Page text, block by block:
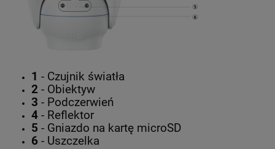
1 - Czujnik światła
2 - Obiektyw
3 - Podczerwień
4 - Reflektor
5 - Gniazdo na kartę microSD
6 - Uszczelka